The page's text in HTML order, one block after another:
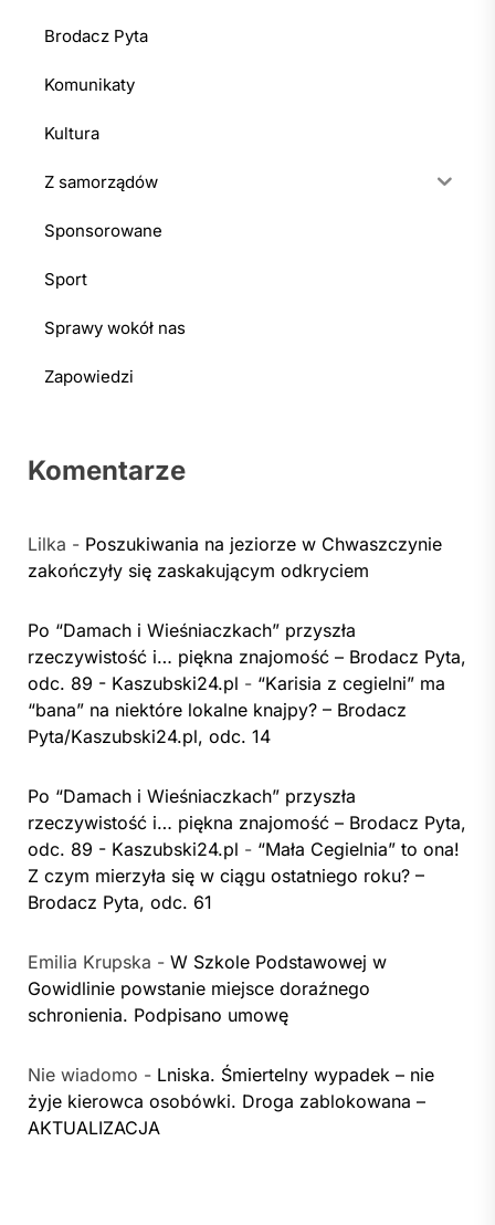
Brodacz Pyta
Komunikaty
Kultura
Z samorządów
Sponsorowane
Sport
Sprawy wokół nas
Zapowiedzi
Komentarze
Lilka - Poszukiwania na jeziorze w Chwaszczynie
zakończyły się zaskakującym odkryciem
Po “Damach i Wieśniaczkach” przyszła
rzeczywistość i… piękna znajomość – Brodacz Pyta,
odc. 89 - Kaszubski24.pl - “Karisia z cegielni” ma
“bana” na niektóre lokalne knajpy? – Brodacz
Pyta/Kaszubski24.pl, odc. 14
Po “Damach i Wieśniaczkach” przyszła
rzeczywistość i… piękna znajomość – Brodacz Pyta,
odc. 89 - Kaszubski24.pl - “Mała Cegielnia” to ona!
Z czym mierzyła się w ciągu ostatniego roku? –
Brodacz Pyta, odc. 61
Emilia Krupska - W Szkole Podstawowej w
Gowidlinie powstanie miejsce doraźnego
schronienia. Podpisano umowę
Nie wiadomo - Lniska. Śmiertelny wypadek – nie
żyje kierowca osobówki. Droga zablokowana –
AKTUALIZACJA